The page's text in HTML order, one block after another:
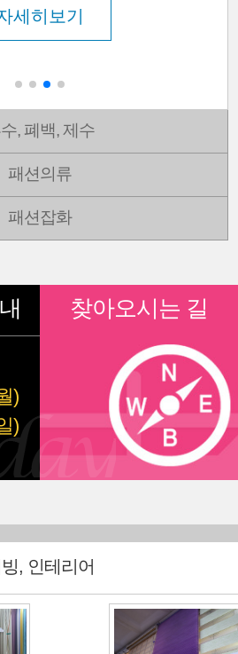
세히보기
, 폐백, 제수
패션의류
패션잡화
)
)
찾아오시는 길
, 인테리어